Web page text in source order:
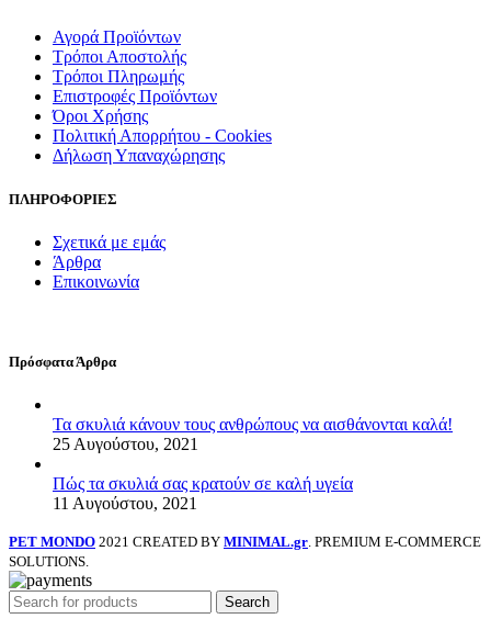
Αγορά Προϊόντων
Τρόποι Αποστολής
Τρόποι Πληρωμής
Επιστροφές Προϊόντων
Όροι Χρήσης
Πολιτική Απορρήτου - Cookies
Δήλωση Υπαναχώρησης
ΠΛΗΡΟΦΟΡΙΕΣ
Σχετικά με εμάς
Άρθρα
Επικοινωνία
Πρόσφατα Άρθρα
Τα σκυλιά κάνουν τους ανθρώπους να αισθάνονται καλά!
25 Αυγούστου, 2021
Πώς τα σκυλιά σας κρατούν σε καλή υγεία
11 Αυγούστου, 2021
PET MONDO 2021 CREATED BY MINIMAL.gr. PREMIUM E-COMMERCE
SOLUTIONS.
Search